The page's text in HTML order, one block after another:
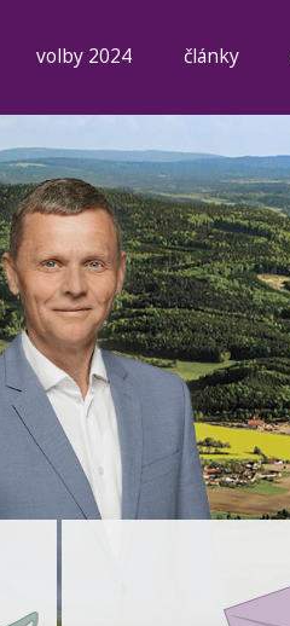
volby 2024 články